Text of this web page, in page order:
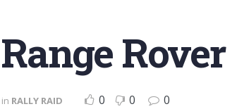
Rover
in RALLY RAID 0 0 0